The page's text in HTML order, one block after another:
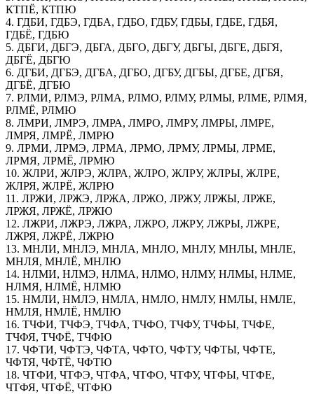
КТПЁ, КТПЮ
4. ГДБИ, ГДБЭ, ГДБА, ГДБО, ГДБУ, ГДБЫ, ГДБЕ, ГДБЯ,
ГДБЁ, ГДБЮ
5. ДБГИ, ДБГЭ, ДБГА, ДБГО, ДБГУ, ДБГЫ, ДБГЕ, ДБГЯ,
ДБГЁ, ДБГЮ
6. ДГБИ, ДГБЭ, ДГБА, ДГБО, ДГБУ, ДГБЫ, ДГБЕ, ДГБЯ,
ДГБЁ, ДГБЮ
7. РЛМИ, РЛМЭ, РЛМА, РЛМО, РЛМУ, РЛМЫ, РЛМЕ, РЛМЯ,
РЛМЁ, РЛМЮ
8. ЛМРИ, ЛМРЭ, ЛМРА, ЛМРО, ЛМРУ, ЛМРЫ, ЛМРЕ,
ЛМРЯ, ЛМРЁ, ЛМРЮ
9. ЛРМИ, ЛРМЭ, ЛРМА, ЛРМО, ЛРМУ, ЛРМЫ, ЛРМЕ,
ЛРМЯ, ЛРМЁ, ЛРМЮ
10. ЖЛРИ, ЖЛРЭ, ЖЛРА, ЖЛРО, ЖЛРУ, ЖЛРЫ, ЖЛРЕ,
ЖЛРЯ, ЖЛРЁ, ЖЛРЮ
11. ЛРЖИ, ЛРЖЭ, ЛРЖА, ЛРЖО, ЛРЖУ, ЛРЖЫ, ЛРЖЕ,
ЛРЖЯ, ЛРЖЁ, ЛРЖЮ
12. ЛЖРИ, ЛЖРЭ, ЛЖРА, ЛЖРО, ЛЖРУ, ЛЖРЫ, ЛЖРЕ,
ЛЖРЯ, ЛЖРЁ, ЛЖРЮ
13. МНЛИ, МНЛЭ, МНЛА, МНЛО, МНЛУ, МНЛЫ, МНЛЕ,
МНЛЯ, МНЛЁ, МНЛЮ
14. НЛМИ, НЛМЭ, НЛМА, НЛМО, НЛМУ, НЛМЫ, НЛМЕ,
НЛМЯ, НЛМЁ, НЛМЮ
15. НМЛИ, НМЛЭ, НМЛА, НМЛО, НМЛУ, НМЛЫ, НМЛЕ,
НМЛЯ, НМЛЁ, НМЛЮ
16. ТЧФИ, ТЧФЭ, ТЧФА, ТЧФО, ТЧФУ, ТЧФЫ, ТЧФЕ,
ТЧФЯ, ТЧФЁ, ТЧФЮ
17. ЧФТИ, ЧФТЭ, ЧФТА, ЧФТО, ЧФТУ, ЧФТЫ, ЧФТЕ,
ЧФТЯ, ЧФТЁ, ЧФТЮ
18. ЧТФИ, ЧТФЭ, ЧТФА, ЧТФО, ЧТФУ, ЧТФЫ, ЧТФЕ,
ЧТФЯ, ЧТФЁ, ЧТФЮ